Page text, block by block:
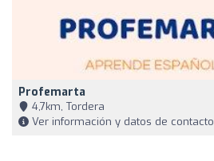
Profemarta
4,7km, Tordera
Ver información y datos de contacto